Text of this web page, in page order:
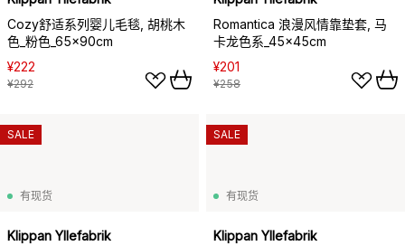
Cozy舒适系列婴儿毛毯, 胡桃木
色_粉色_65x90cm
¥222
¥292
Romantica 浪漫风情靠垫套, 马
卡龙色系_45x45cm
¥201
¥258
有现货
Klippan Yllefabrik
SALE
有现货
Klippan Yllefabrik
SALE